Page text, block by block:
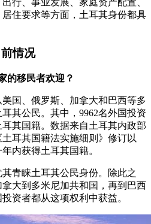
行、事业发展、家庭资产配置、
住要求等方面，土耳其身份都具
情况
的移民者欢迎？
国、俄罗斯、加拿大和巴西等多
其公民。其中，9962名外国投资
其国籍。数据来自土耳其内政部
耳其国籍法实施细则》修订以
内获得土耳其国籍。
青睐土耳其公民身份。除此之
大到多米尼加共和国，再到巴西
资者都从这项权利中获益。